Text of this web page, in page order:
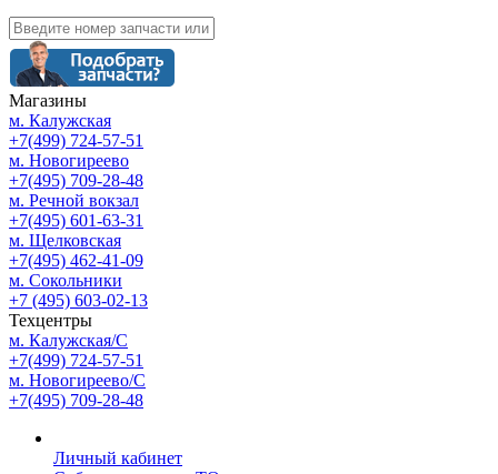
Магазины
м. Калужская
+7(499) 724-57-51
м. Новогиреево
+7(495) 709-28-48
м. Речной вокзал
+7(495) 601-63-31
м. Щелковская
+7(495) 462-41-09
м. Сокольники
+7 (495) 603-02-13
Техцентры
м. Калужская/С
+7(499) 724-57-51
м. Новогиреево/С
+7(495) 709-28-48
Личный кабинет